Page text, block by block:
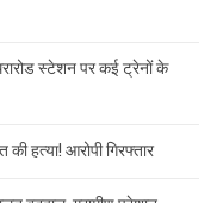
स्टेशन पर कई ट्रेनों के
हत्या! आरोपी गिरफ्तार